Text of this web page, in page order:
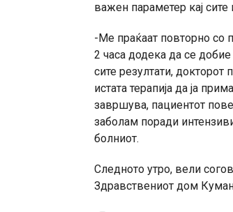
важен параметер кај
-Ме праќаат повторно со
2 часа додека да се
сите резултати,
истата терапија да ја
завршува, пациентот
заболам поради
болниот.
Следното утро, вели
Здравствениот дом